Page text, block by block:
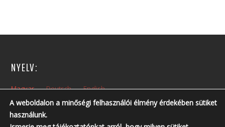
NYELV:
Magyar Deutsch English
NYITVA TARTÁS:
A weboldalon a minőségi felhasználói élmény érdekében sütiket
használunk.